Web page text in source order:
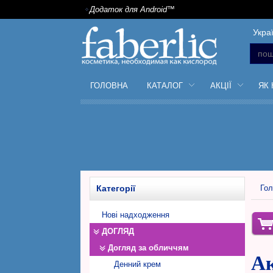
Додаток для Android™
ГОЛОВНА КАТАЛОГ АКЦІЇ ЯК
Категорії
Нові надходження
ДОГЛЯД
Догляд за обличчям
Денний крем